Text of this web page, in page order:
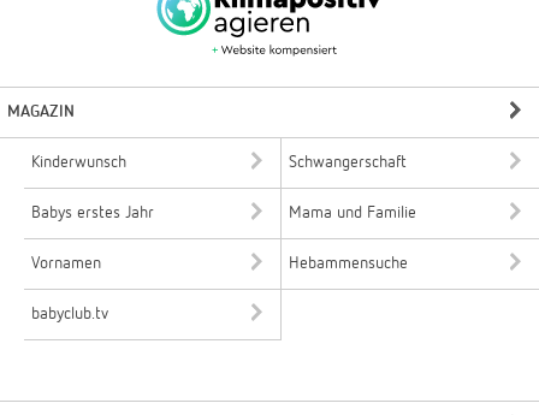
MAGAZIN
Kinderwunsch Schwangerschaft
Babys erstes Jahr Mama und Familie
Vornamen Hebammensuche
babyclub.tv